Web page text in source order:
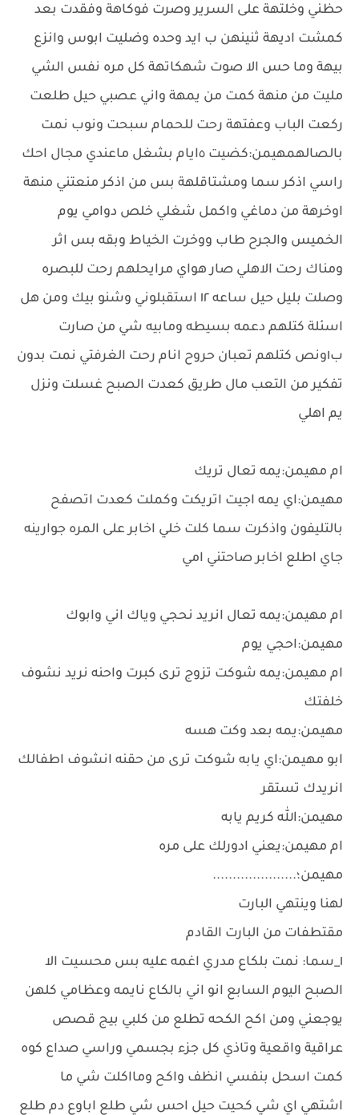
حظني وخلتهة على السرير وصرت فوكاهة وفقدت بعد
كمشت اديهة ثنينهن ب ايد وحده وضليت ابوس وانزع
بيهة وما حس الا صوت شهكاتهة كل مره نفس الشي
مليت من منهة كمت من يمهة واني عصبي حيل طلعت
ركعت الباب وعفتهة رحت للحمام سبحت ونوب نمت
بالصالهمهيمن:كضيت ٥ايام بشغل ماعندي مجال احك
راسي اذكر سما ومشتاقلهة بس من اذكر منعتني منهة
اوخرهة من دماغي واكمل شغلي خلص دوامي يوم
الخميس والجرح طاب ووخرت الخياط وبقه بس اثر
ومناك رحت الاهلي صار هواي مرايحلهم رحت للبصره
وصلت بليل حيل ساعه ١٢ استقبلوني وشنو بيك ومن هل
اسئلة كتلهم دعمه بسيطه ومابيه شي من صارت
ب١ونص كتلهم تعبان حروح انام رحت الغرفتي نمت بدون
تفكير من التعب مال طريق كعدت الصبح غسلت ونزل
يم اهلي
ام مهيمن:يمه تعال تريك
مهيمن:اي يمه اجيت اتريكت وكملت كعدت اتصفح
بالتليفون واذكرت سما كلت خلي اخابر على المره جوارينه
جاي اطلع اخابر صاحتني امي
ام مهيمن:يمه تعال انريد نحجي وياك اني وابوك
مهيمن:احجي يوم
ام مهيمن:يمه شوكت تزوج ترى كبرت واحنه نريد نشوف
خلفتك
مهيمن:يمه بعد وكت هسه
ابو مهيمن:اي يابه شوكت ترى من حقنه انشوف اطفالك
انريدك تستقر
مهيمن:الله كريم يابه
ام مهيمن:يعني ادورلك على مره
مهيمن؛.....................
لهنا وينتهي البارت
مقتطفات من البارت القادم
١_سما: نمت بلكاع مدري اغمه عليه بس محسيت الا
الصبح اليوم السابع انو اني بالكاع نايمه وعظامي كلهن
يوجعني ومن اكح الكحه تطلع من كلبي بيج قصص
عراقية واقعية وتاذي كل جزء بجسمي وراسي صداع كوه
كمت اسحل بنفسي انظف واكح ومااكلت شي ما
اشتهي اي شي كحيت حيل احس شي طلع اباوع دم طلع